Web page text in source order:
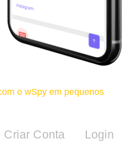
o wSpy em pequenos
Criar Conta Login